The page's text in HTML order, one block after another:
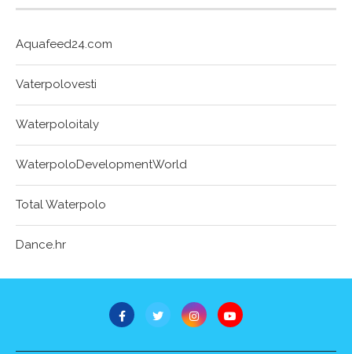
Aquafeed24.com
Vaterpolovesti
Waterpoloitaly
WaterpoloDevelopmentWorld
Total Waterpolo
Dance.hr